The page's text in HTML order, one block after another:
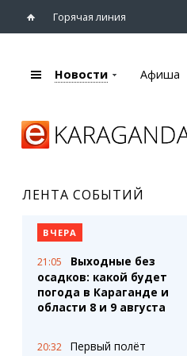
Горячая линия
Караганды
eTV
Рассылка новостей
Персоны
Интервью
Лента блогера
Новости Афиша
ЛЕНТА СОБЫТИЙ
ВЧЕРА
21:05
Выходные без
осадков: какой будет
погода в Караганде и
области 8 и 9 августа
20:32
Первый полёт